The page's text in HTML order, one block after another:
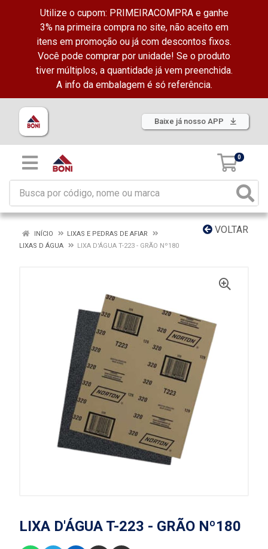
Utilize o cupom: PRIMEIRACOMPRA e ganhe
3% na primeira compra no site, não aceito em
itens em promoção ou já com descontos fixos.
Você pode comprar por unidade! Se o produto
tiver múltiplos, a quantidade já vem preenchida.
A info da embalagem é só referência.
Baixe já nosso APP
0
VOLTAR
INÍCIO
LIXAS E PEDRAS DE AFIAR
LIXAS D ÁGUA
LIXA D'ÁGUA T-223 - GRÃO Nº180
LIXA D'ÁGUA T-223 - GRÃO Nº180